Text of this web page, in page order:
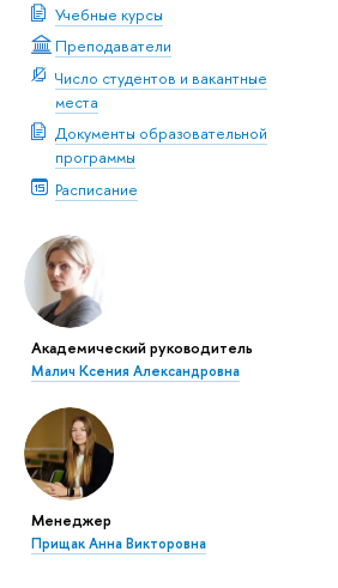
Учебные курсы
Преподаватели
Число студентов и вакантные
места
Документы образовательной
программы
Расписание
Академический руководитель
Малич Ксения Александровна
Менеджер
Прищак Анна Викторовна